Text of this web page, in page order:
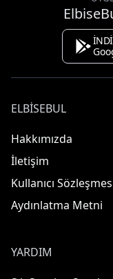
ELBISEBUL
Hakkımızda
İletişim
Kullanıcı
Aydınlatma Metni
YARDIM